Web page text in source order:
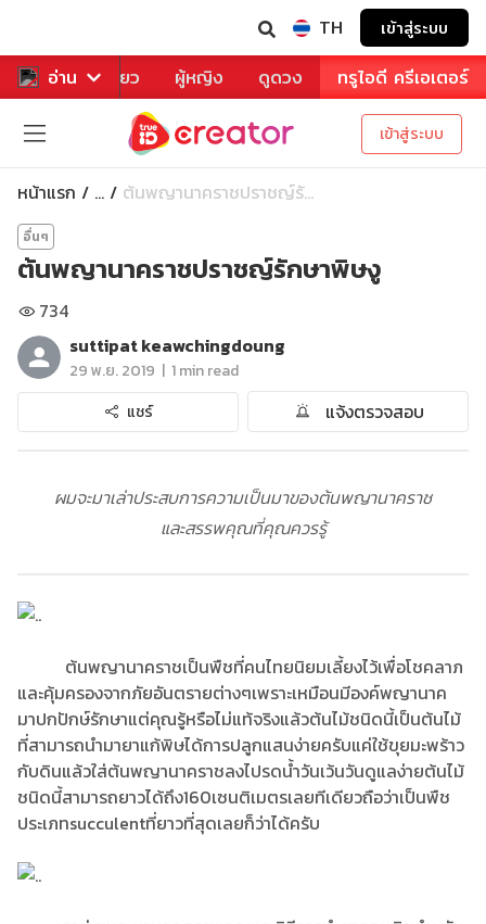
TH เข้าสู่ระบบ
อ่าน
หาร ท่องเที่ยว ผู้หญิง ดูดวง ทรูไอดี ครีเอเตอร์
เข้าสู่ระบบ
หน้าแรก ... ต้นพญานาคราชปราชญ์รั...
อื่นๆ
ต้นพญานาคราชปราชญ์รักษาพิษงู
734
suttipat keawchingdoung
29 พ.ย. 2019 | 1 min read
แชร์
แจ้งตรวจสอบ
ผมจะมาเล่าประสบการความเป็นมาของต้นพญานาคราช
และสรรพคุณที่คุณควรรู้
ต้นพญานาคราชเป็นพืชที่คนไทยนิยมเลี้ยงไว้เพื่อโชคลาภ
และคุ้มครองจากภัยอันตรายต่างๆเพราะเหมือนมีองค์พญานาค
มาปกปักษ์รักษาแต่คุณรู้หรือไม่แท้จริงแล้วต้นไม้ชนิดนี้เป็นต้นไม้
ที่สามารถนำมายาแก้พิษได้การปลูกแสนง่ายครับแค่ใช้ขุยมะพร้าว
กับดินแล้วใส่ต้นพญานาคราชลงไปรดน้ำวันเว้นวันดูแลง่ายต้นไม้
ชนิดนี้สามารถยาวได้ถึง160เซนติเมตรเลยทีเดียวถือว่าเป็นพืช
ประเภทsucculentที่ยาวที่สุดเลยก็ว่าได้ครับ